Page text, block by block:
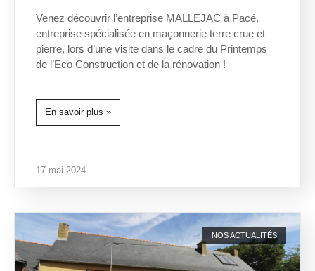
Venez découvrir l’entreprise MALLEJAC à Pacé,
entreprise spécialisée en maçonnerie terre crue et
pierre, lors d’une visite dans le cadre du Printemps
de l’Eco Construction et de la rénovation !
En savoir plus »
17 mai 2024
NOS ACTUALITÉS